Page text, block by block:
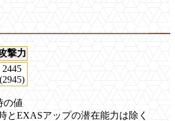
撃力
2445
(2945)
の値
とEXASアップの潜在能力は除く